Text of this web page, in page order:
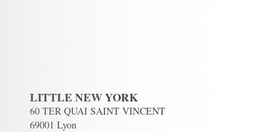
LITTLE NEW YORK
60 TER QUAI SAINT VINCENT
69001 Lyon